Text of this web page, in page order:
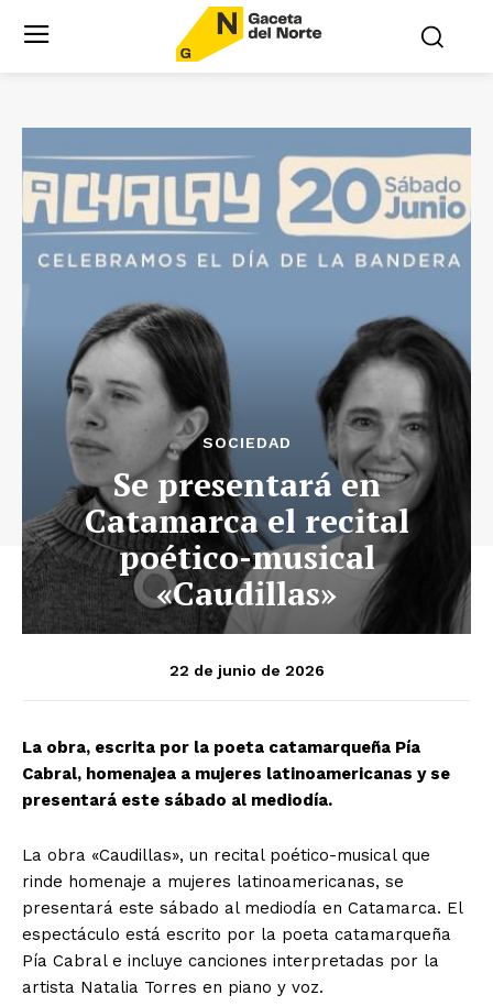
SOCIEDAD
Se presentará en
Catamarca el recital
poético-musical
«Caudillas»
22 de junio de 2026
La obra, escrita por la poeta catamarqueña Pía
Cabral, homenajea a mujeres latinoamericanas y se
presentará este sábado al mediodía.
La obra «Caudillas», un recital poético-musical que
rinde homenaje a mujeres latinoamericanas, se
presentará este sábado al mediodía en Catamarca. El
espectáculo está escrito por la poeta catamarqueña
Pía Cabral e incluye canciones interpretadas por la
artista Natalia Torres en piano y voz.